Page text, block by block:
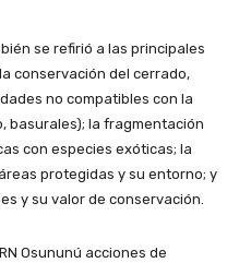
se refirió a las principales
conservación del cerrado,
no compatibles con la
basurales); la fragmentación
con especies exóticas; la
protegidas y su entorno; y
y su valor de conservación.
Osununú acciones de